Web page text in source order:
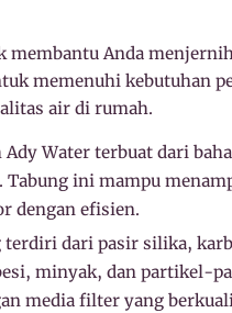
membantu Anda
memenuhi kebutuhan
air di rumah.
Water terbuat dari
ini mampu
dengan efisien.
dari pasir silika,
minyak, dan partikel-
media filter yang